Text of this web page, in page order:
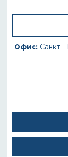
Офис: Санкт -